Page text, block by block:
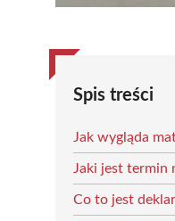
Spis treści
Jak wygląda
Jaki jest termin
Co to jest